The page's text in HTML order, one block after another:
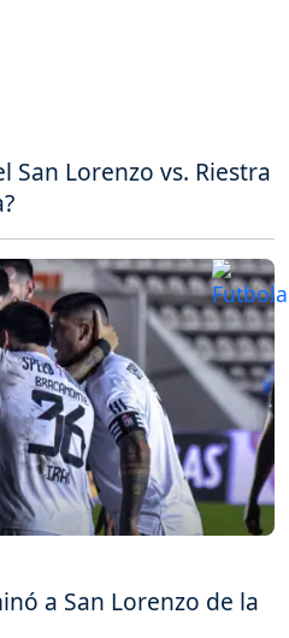
San Lorenzo vs. Riestra
a San Lorenzo de la